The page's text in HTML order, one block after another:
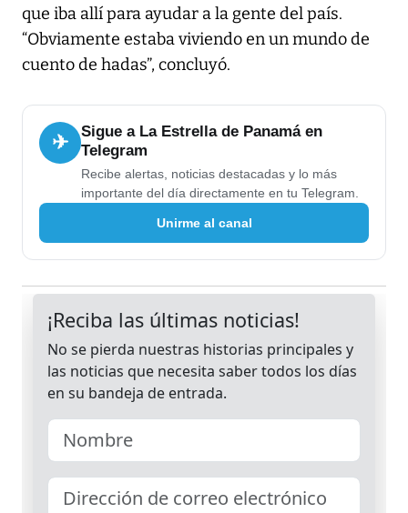
que iba allí para ayudar a la gente del país.
“Obviamente estaba viviendo en un mundo de
cuento de hadas”, concluyó.
✈
Sigue a La Estrella de Panamá en
Telegram
Recibe alertas, noticias destacadas y lo más
importante del día directamente en tu Telegram.
Unirme al canal